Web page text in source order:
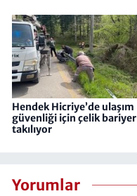
Hendek Hicriye’de ulaşım
güvenliği için çelik bariyer
takılıyor
Yorumlar